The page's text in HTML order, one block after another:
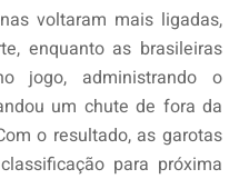
voltaram mais ligadas,
enquanto as brasileiras
jogo, administrando o
um chute de fora da
o resultado, as garotas
para próxima